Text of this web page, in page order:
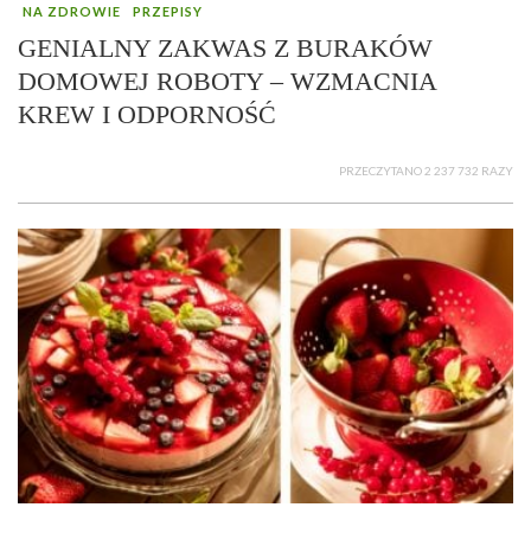
NA ZDROWIE PRZEPISY
GENIALNY ZAKWAS Z BURAKÓW
DOMOWEJ ROBOTY – WZMACNIA
KREW I ODPORNOŚĆ
PRZECZYTANO 2 237 732 RAZY